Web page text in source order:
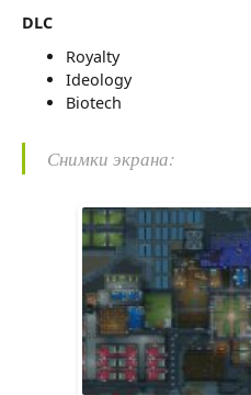
DLC
Royalty
Ideology
Biotech
Снимки экрана: